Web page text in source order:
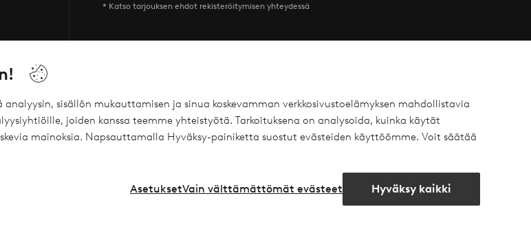
sisällön mukauttamisen ja sinua koskevamman verkkosivustoelämyksen mahdollistavia
joiden kanssa teemme yhteistyötä. Tarkoituksena on analysoida, kuinka käytät
mainoksia. Napsauttamalla Hyväksy-painiketta suostut evästeiden käyttöömme. Voit säätää
Hyväksy kaikki
Vain välttämättömät evästeet
Asetukset
* Katso tarjouksen ehdot rekisteröitymisen yhteydessä
maksutavat Elpyn kautta
Vakuutukset
Ehdot
Yleiset ehdot - Yksityisasiakas
Ystävät
Ellos